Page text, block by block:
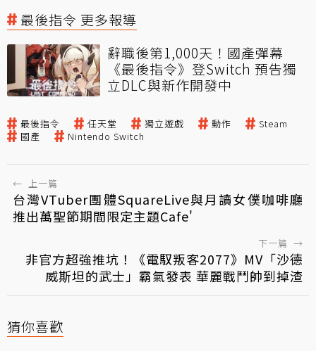
最後指令 更多報導
辭職後第1,000天！國產彈幕
《最後指令》登Switch 預告獨
立DLC與新作開發中
最後指令 任天堂 獨立遊戲 動作
Steam
國產
Nintendo Switch
← 上一篇
台灣VTuber團體SquareLive與月讀女僕咖啡廳
推出萬聖節期間限定主題Cafe'
下一篇 →
非官方超強推坑！《電馭叛客2077》MV「沙德
威斯坦的武士」霸氣發表 華麗戰鬥帥到掉渣
猜你喜歡